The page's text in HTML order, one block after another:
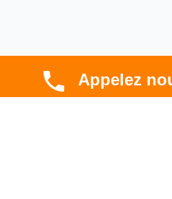
Appelez